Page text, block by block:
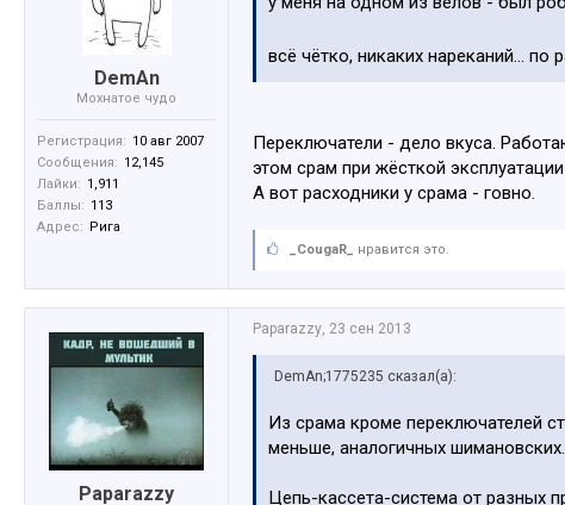
DemAn
Мохнатое чудо
Регистрация: 10 авг 2007
Сообщения: 12,145
Лайки: 1,911
Баллы: 113
Адрес: Рига
всё чётко, никаких нареканий...
Переключатели - дело вкуса.
этом срам при жёсткой
А вот расходники у срама - говно.
_CougaR_ нравится это.
Paparazzy
Paparazzy, 23 сен 2013
DemAn;1775235 сказал(а):
Из срама кроме переключателей
меньше, аналогичных шимановских.
Цепь-кассета-система от разных